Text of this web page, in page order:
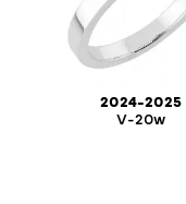
2024-2025
V-20w